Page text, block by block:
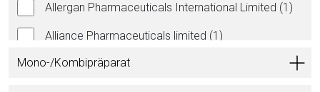
Allergan Pharmaceuticals International Limited (1)
Alliance Pharmaceuticals limited (1)
Almirall Hermal GmbH (65)
Mono-/Kombipräparat